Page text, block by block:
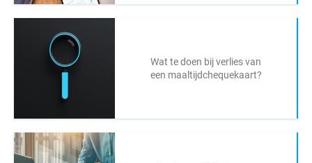
Wat te doen bij verlies van
een maaltijdchequekaart?